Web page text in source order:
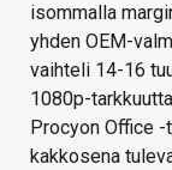
isommalla
yhden OEM-
vaihteli 14-16
1080p-
Procyon Office
kakkosena